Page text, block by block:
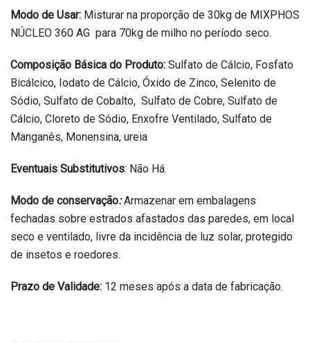
Modo de Usar: Misturar na proporção de 30kg de MIXPHOS
NÚCLEO 360 AG para 70kg de milho no período seco.
Composição Básica do Produto: Sulfato de Cálcio, Fosfato
Bicálcico, Iodato de Cálcio, Óxido de Zinco, Selenito de
Sódio, Sulfato de Cobalto, Sulfato de Cobre, Sulfato de
Cálcio, Cloreto de Sódio, Enxofre Ventilado, Sulfato de
Manganês, Monensina, ureia
Eventuais Substitutivos: Não Há.
Modo de conservação:Armazenar em embalagens
fechadas sobre estrados afastados das paredes, em local
seco e ventilado, livre da incidência de luz solar, protegido
de insetos e roedores.
Prazo de Validade: 12 meses após a data de fabricação.